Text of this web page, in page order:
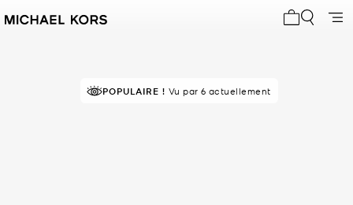
EN DEMANDE ! 42 vendus
POPULAIRE ! Vu par 6 actuellement